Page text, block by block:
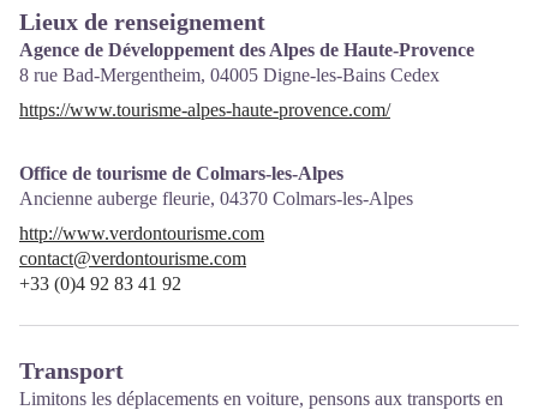
Lieux de renseignement
Agence de Développement des Alpes de Haute-Provence
8 rue Bad-Mergentheim, 04005 Digne-les-Bains Cedex
https://www.tourisme-alpes-haute-provence.com/
Office de tourisme de Colmars-les-Alpes
Ancienne auberge fleurie, 04370 Colmars-les-Alpes
http://www.verdontourisme.com
contact@verdontourisme.com
+33 (0)4 92 83 41 92
Transport
Limitons les déplacements en voiture, pensons aux transports en